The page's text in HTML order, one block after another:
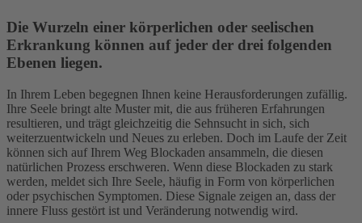
Die Wurzeln einer körperlichen oder seelischen
Erkrankung können auf jeder der drei folgenden
Ebenen liegen.
In Ihrem Leben begegnen Ihnen keine Herausforderungen zufällig.
Ihre Seele bringt alte Muster mit, die aus früheren Erfahrungen
resultieren, und trägt gleichzeitig die Sehnsucht in sich, sich
weiterzuentwickeln und Neues zu erleben. Doch im Laufe der Zeit
können sich auf Ihrem Weg Blockaden ansammeln, die diesen
natürlichen Prozess erschweren. Wenn diese Blockaden zu stark
werden, meldet sich Ihre Seele, häufig in Form von körperlichen
oder psychischen Symptomen. Diese Signale zeigen an, dass der
innere Fluss gestört ist und Veränderung notwendig wird.